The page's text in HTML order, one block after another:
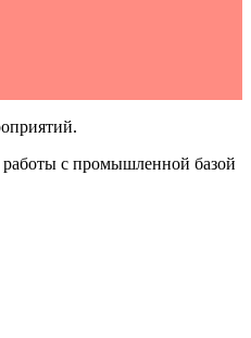
с промышленной базой